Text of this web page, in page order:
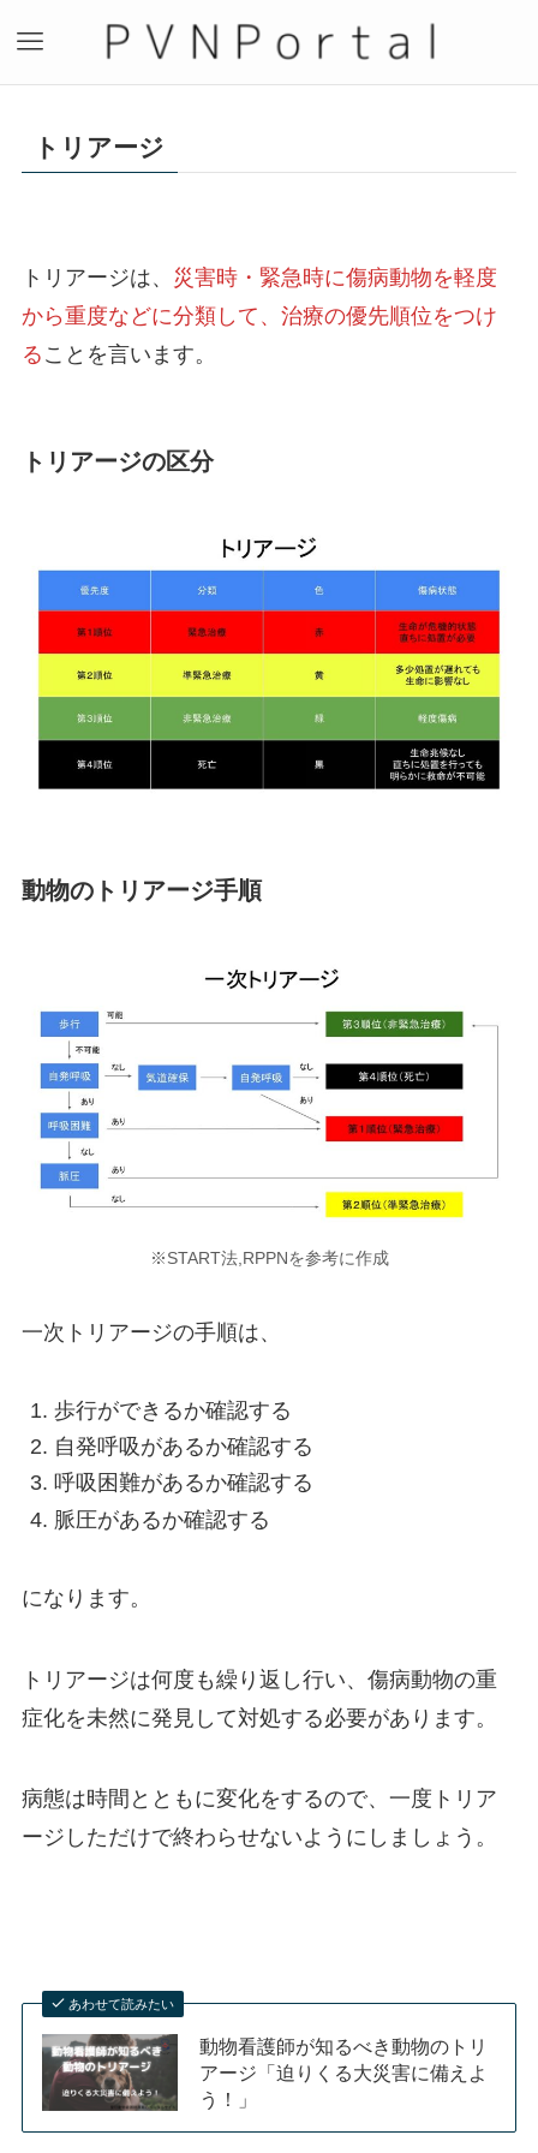
トリアージ
トリアージは、
災害時・緊急時に傷病動物を軽度
から重度などに分類して、治療の優先順位をつけ
る ことを言います。
トリアージの区分
動物のトリアージ手順
※START法,RPPNを参考に作成
一次トリアージの手順は、
歩行ができるか確認する
自発呼吸があるか確認する
呼吸困難があるか確認する
脈圧があるか確認する
になります。
トリアージは何度も繰り返し行い、傷病動物の重
症化を未然に発見して対処する必要があります。
病態は時間とともに変化をするので、一度トリア
ージしただけで終わらせないようにしましょう。
あわせて読みたい
動物看護師が知るべき動物のトリ
アージ「迫りくる大災害に備えよ
う！」